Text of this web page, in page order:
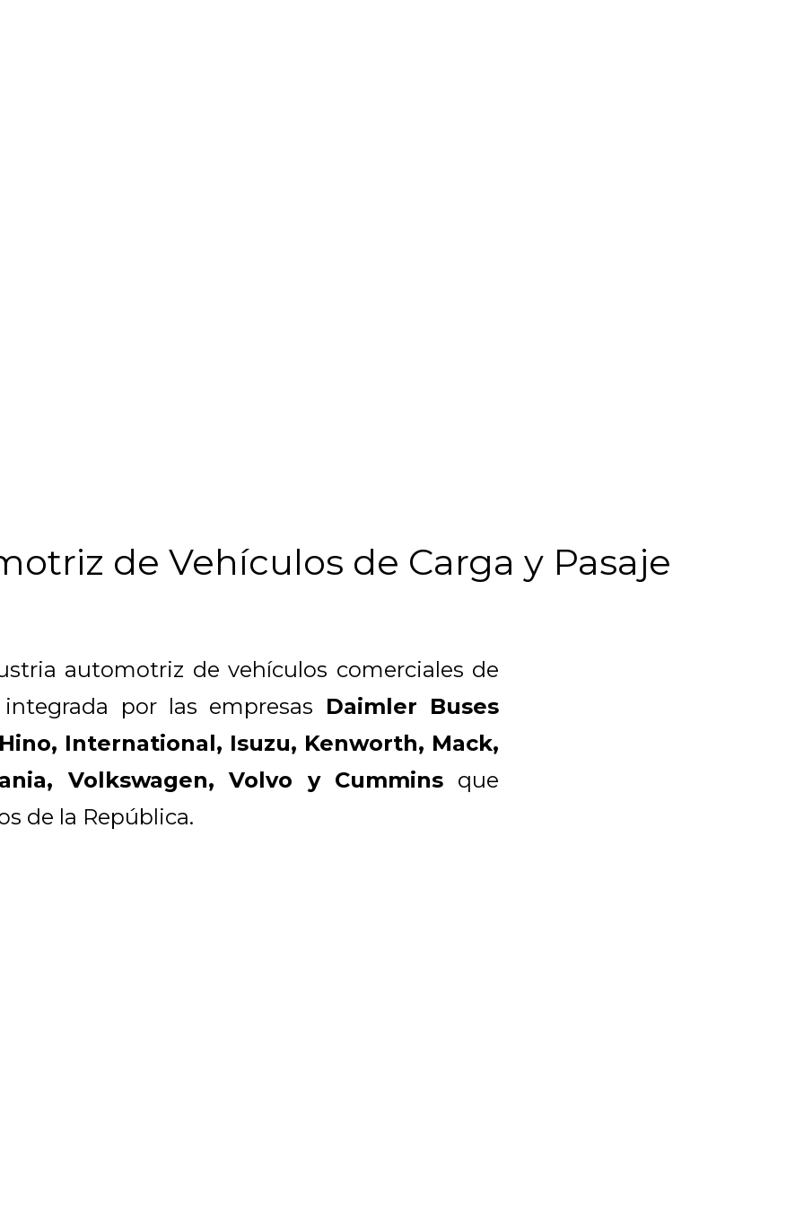
de Vehículos de Carga y Pasaje
automotriz de vehículos comerciales de
por las empresas Daimler Buses
International, Isuzu, Kenworth, Mack,
Volkswagen, Volvo y Cummins que
de la República.